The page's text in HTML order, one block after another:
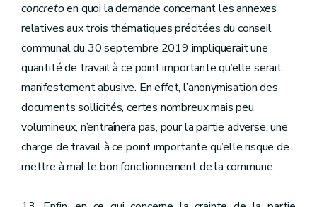
concretoen quoi la demande concernant les annexes
relatives aux trois thématiques précitées du conseil
communal du 30 septembre 2019 impliquerait une
quantité de travail à ce point importante qu’elle serait
manifestement abusive. En effet, l’anonymisation des
documents sollicités, certes nombreux mais peu
volumineux, n’entraînera pas, pour la partie adverse, une
charge de travail à ce point importante qu’elle risque de
mettre à mal le bon fonctionnement de la commune.